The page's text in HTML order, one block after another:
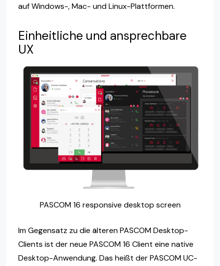
auf Windows-, Mac- und Linux-Plattformen.
Einheitliche und ansprechbare
UX
PASCOM 16 responsive desktop screen
Im Gegensatz zu die älteren PASCOM Desktop-
Clients ist der neue PASCOM 16 Client eine native
Desktop-Anwendung. Das heißt der PASCOM UC-